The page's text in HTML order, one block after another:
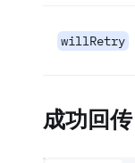
willRetry
成功回传